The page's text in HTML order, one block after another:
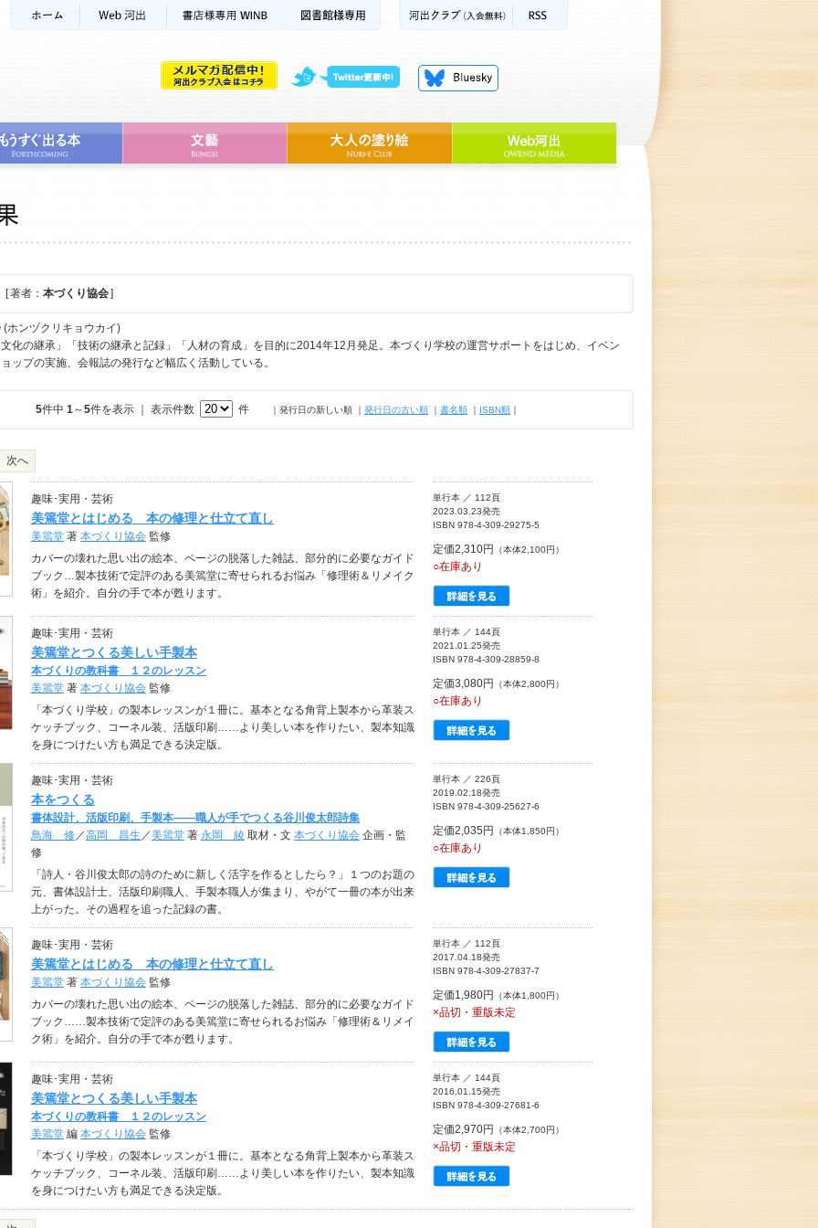
[ 著者： 本づくり協会]
(ホンヅクリキョウカイ)
化の継承」「技術の継承と記録」「人材の育成」を目的に2014年12月発足。本づくり学校の運営サポートをはじめ、イベン
ップの実施、会報誌の発行など幅広く活動している。
5件中 1～5件を表示 ｜ 表示件数 件 ｜発行日の新しい順 ｜ 発行日の古い順 ｜ 書名順 ｜ ISBN順 ｜
次へ
趣味･実用・芸術
美篶堂とはじめる 本の修理と仕立て直し
美篶堂 著 本づくり協会 監修
カバーの壊れた思い出の絵本、ページの脱落した雑誌、部分的に必要なガイド
ブック…製本技術で定評のある美篶堂に寄せられるお悩み「修理術＆リメイク
術」を紹介。自分の手で本が甦ります。
単行本 ／ 112頁
2023.03.23発売
ISBN 978-4-309-29275-5
定価2,310円 （本体2,100円）
○在庫あり
趣味･実用・芸術
美篶堂とつくる美しい手製本
本づくりの教科書 １２のレッスン
美篶堂 著 本づくり協会 監修
「本づくり学校」の製本レッスンが１冊に。基本となる角背上製本から革装ス
ケッチブック、コーネル装、活版印刷……より美しい本を作りたい、製本知識
を身につけたい方も満足できる決定版。
単行本 ／ 144頁
2021.01.25発売
ISBN 978-4-309-28859-8
定価3,080円 （本体2,800円）
○在庫あり
趣味･実用・芸術
本をつくる
書体設計、活版印刷、手製本――職人が手でつくる谷川俊太郎詩集
鳥海 修／高岡 昌生 ／美篶堂 著 永岡 綾 取材・文 本づくり協会 企画・監
修
「詩人・谷川俊太郎の詩のために新しく活字を作るとしたら？」１つのお題の
元、書体設計士、活版印刷職人、手製本職人が集まり、やがて一冊の本が出来
上がった。その過程を追った記録の書。
単行本 ／ 226頁
2019.02.18発売
ISBN 978-4-309-25627-6
定価2,035円 （本体1,850円）
○在庫あり
趣味･実用・芸術
美篶堂とはじめる 本の修理と仕立て直し
美篶堂 著 本づくり協会 監修
カバーの壊れた思い出の絵本、ページの脱落した雑誌、部分的に必要なガイド
ブック……製本技術で定評のある美篶堂に寄せられるお悩み「修理術＆リメイ
ク術」を紹介。自分の手で本が甦ります。
単行本 ／ 112頁
2017.04.18発売
ISBN 978-4-309-27837-7
定価1,980円 （本体1,800円）
×品切・重版未定
趣味･実用・芸術
美篶堂とつくる美しい手製本
本づくりの教科書 １２のレッスン
美篶堂 編 本づくり協会 監修
「本づくり学校」の製本レッスンが１冊に。基本となる角背上製本から革装ス
ケッチブック、コーネル装、活版印刷……より美しい本を作りたい、製本知識
を身につけたい方も満足できる決定版。
単行本 ／ 144頁
2016.01.15発売
ISBN 978-4-309-27681-6
定価2,970円 （本体2,700円）
×品切・重版未定